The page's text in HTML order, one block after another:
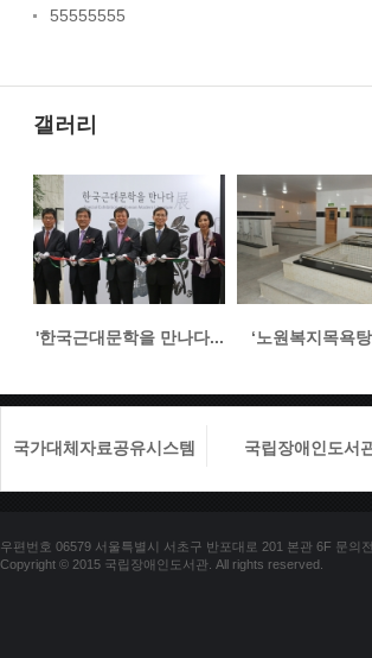
55555555
갤러리
'한국근대문학을 만나다... ‘노원복지목욕
국가대체자료공유시스템 국립장애인도서
우편번호 06579 서울특별시 서초구 반포대로 201 본관 6F 문의
Copyright © 2015 국립장애인도서관. All rights reserved.